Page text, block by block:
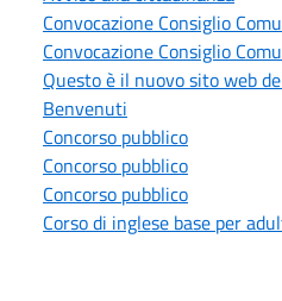
Convocazione Consiglio
Convocazione Consiglio
Questo è il nuovo sito web
Benvenuti
Concorso pubblico
Concorso pubblico
Concorso pubblico
Corso di inglese base per